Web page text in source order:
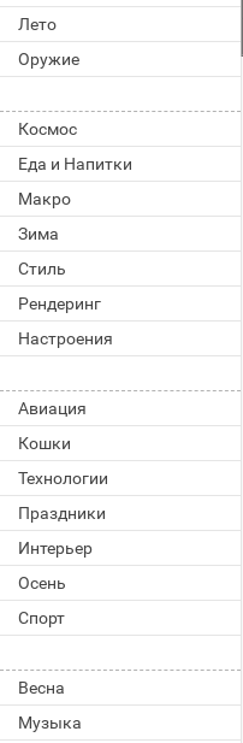
Лето
Оружие
Космос
Еда и Напитки
Макро
Зима
Стиль
Рендеринг
Настроения
Авиация
Кошки
Технологии
Праздники
Интерьер
Осень
Спорт
Весна
Музыка